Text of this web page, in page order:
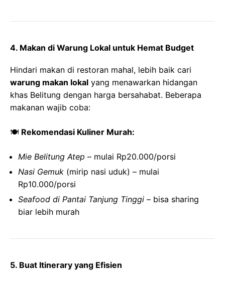
4. Makan di Warung Lokal untuk Hemat Budget
Hindari makan di restoran mahal, lebih baik cari
warung makan lokal yang menawarkan hidangan
khas Belitung dengan harga bersahabat. Beberapa
makanan wajib coba:
🍽 Rekomendasi Kuliner Murah:
Mie Belitung Atep – mulai Rp20.000/porsi
Nasi Gemuk (mirip nasi uduk) – mulai
Rp10.000/porsi
Seafood di Pantai Tanjung Tinggi – bisa sharing
biar lebih murah
5. Buat Itinerary yang Efisien